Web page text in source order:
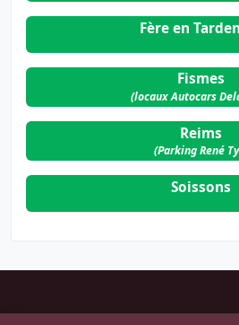
Fère en
Fismes
(locaux Autocars
Reims
(Parking René
Soissons
de